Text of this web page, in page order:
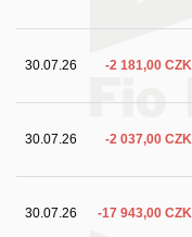
30.07.26 -2 181,00 CZK
30.07.26 -2 037,00 CZK
30.07.26 -17 943,00 CZK